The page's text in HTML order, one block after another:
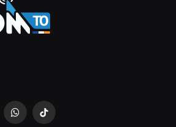
WhatsAppTikTok